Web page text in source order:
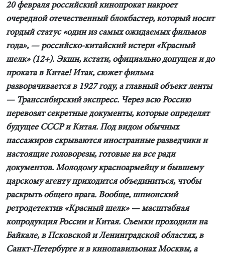
20 февраля российский кинопрокат накроет
очередной отечественный блокбастер, который носит
гордый статус «один из самых ожидаемых фильмов
года», — российско-китайский истерн «Красный
шелк» (12+). Экшн, кстати, официально допущен и до
проката в Китае! Итак, сюжет фильма
разворачивается в 1927 году, а главный объект ленты
— Транссибирский экспресс. Через всю Россию
перевозят секретные документы, которые определят
будущее СССР и Китая. Под видом обычных
пассажиров скрываются иностранные разведчики и
настоящие головорезы, готовые на все ради
документов. Молодому красноармейцу и бывшему
царскому агенту приходится объединиться, чтобы
раскрыть общего врага. Вообще, шпионский
ретродетектив «Красный шелк» — масштабная
копродукция России и Китая. Съемки проходили на
Байкале, в Псковской и Ленинградской областях, в
Санкт-Петербурге и в кинопавильонах Москвы, а